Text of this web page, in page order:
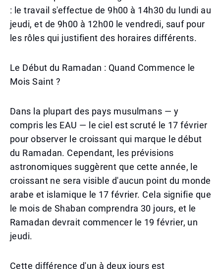
: le travail s'effectue de 9h00 à 14h30 du lundi au
jeudi, et de 9h00 à 12h00 le vendredi, sauf pour
les rôles qui justifient des horaires différents.
Le Début du Ramadan : Quand Commence le
Mois Saint ?
Dans la plupart des pays musulmans — y
compris les EAU — le ciel est scruté le 17 février
pour observer le croissant qui marque le début
du Ramadan. Cependant, les prévisions
astronomiques suggèrent que cette année, le
croissant ne sera visible d'aucun point du monde
arabe et islamique le 17 février. Cela signifie que
le mois de Shaban comprendra 30 jours, et le
Ramadan devrait commencer le 19 février, un
jeudi.
Cette différence d'un à deux jours est